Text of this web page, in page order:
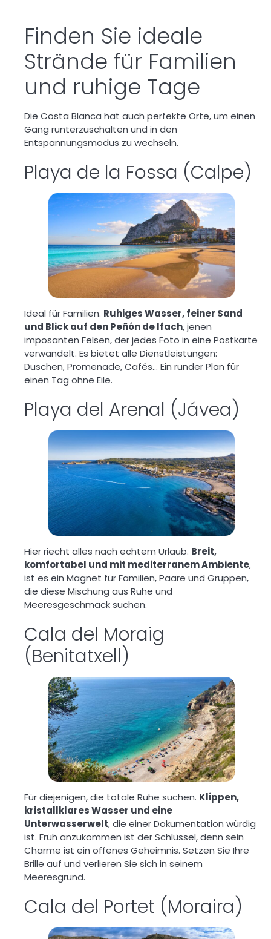
Finden Sie ideale
Strände für Familien
und ruhige Tage
Die Costa Blanca hat auch perfekte Orte, um einen
Gang runterzuschalten und in den
Entspannungsmodus zu wechseln.
Playa de la Fossa (Calpe)
Ideal für Familien. Ruhiges Wasser, feiner Sand
und Blick auf den Peñón de Ifach, jenen
imposanten Felsen, der jedes Foto in eine Postkarte
verwandelt. Es bietet alle Dienstleistungen:
Duschen, Promenade, Cafés… Ein runder Plan für
einen Tag ohne Eile.
Playa del Arenal (Jávea)
Hier riecht alles nach echtem Urlaub. Breit,
komfortabel und mit mediterranem Ambiente,
ist es ein Magnet für Familien, Paare und Gruppen,
die diese Mischung aus Ruhe und
Meeresgeschmack suchen.
Cala del Moraig
(Benitatxell)
Für diejenigen, die totale Ruhe suchen. Klippen,
kristallklares Wasser und eine
Unterwasserwelt, die einer Dokumentation würdig
ist. Früh anzukommen ist der Schlüssel, denn sein
Charme ist ein offenes Geheimnis. Setzen Sie Ihre
Brille auf und verlieren Sie sich in seinem
Meeresgrund.
Cala del Portet (Moraira)